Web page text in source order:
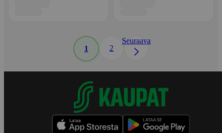
1 2
Seuraava